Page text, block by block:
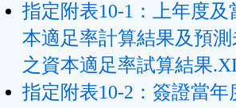
指定附表10-1：上年度及
本適足率計算結果及預
之資本適足率試算結果
指定附表10-2：簽證當年